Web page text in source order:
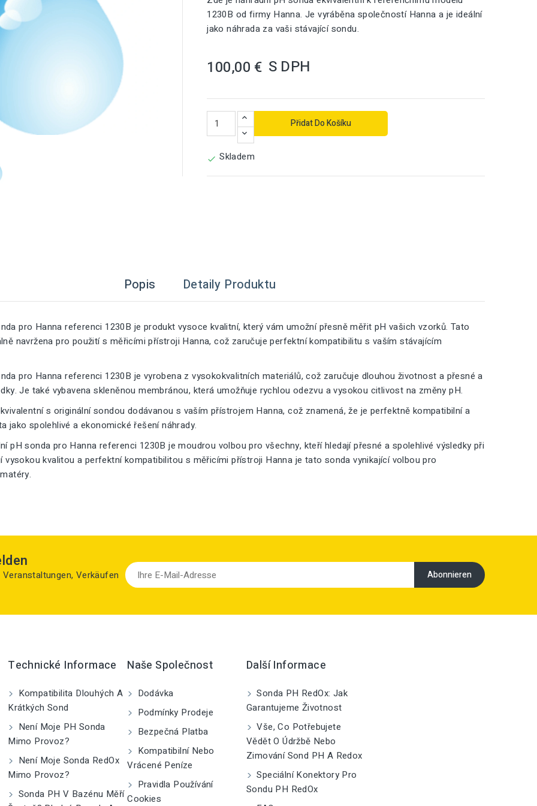
1230B od firmy Hanna. Je vyráběna společností Hanna a je ideální
jako náhrada za vaši stávající sondu.
100,00 € S DPH
Přidat Do Košíku
 Skladem
Popis Detaily Produktu
pro Hanna referenci 1230B je produkt vysoce kvalitní, který vám umožní přesně měřit pH vašich vzorků. Tato
navržena pro použití s měřicími přístroji Hanna, což zaručuje perfektní kompatibilitu s vaším stávajícím
pro Hanna referenci 1230B je vyrobena z vysokokvalitních materiálů, což zaručuje dlouhou životnost a přesné a
Je také vybavena skleněnou membránou, která umožňuje rychlou odezvu a vysokou citlivost na změny pH.
s originální sondou dodávanou s vaším přístrojem Hanna, což znamená, že je perfektně kompatibilní a
jako spolehlivé a ekonomické řešení náhrady.
pH sonda pro Hanna referenci 1230B je moudrou volbou pro všechny, kteří hledají přesné a spolehlivé výsledky při
vysokou kvalitou a perfektní kompatibilitou s měřicími přístroji Hanna je tato sonda vynikající volbou pro
Verkäufen
Technické Informace
Kompatibilita Dlouhých A
Krátkých Sond
Není Moje PH Sonda
Mimo Provoz?
Není Moje Sonda RedOx
Mimo Provoz?
Sonda PH V Bazénu Měří
Naše Společnost
Dodávka
Podmínky Prodeje
Bezpečná Platba
Kompatibilní Nebo
Vrácené Peníze
Pravidla Používání
Cookies
Další Informace
Sonda PH RedOx: Jak
Garantujeme Životnost
Vše, Co Potřebujete
Vědět O Údržbě Nebo
Zimování Sond PH A Redox
Speciální Konektory Pro
Sondu PH RedOx